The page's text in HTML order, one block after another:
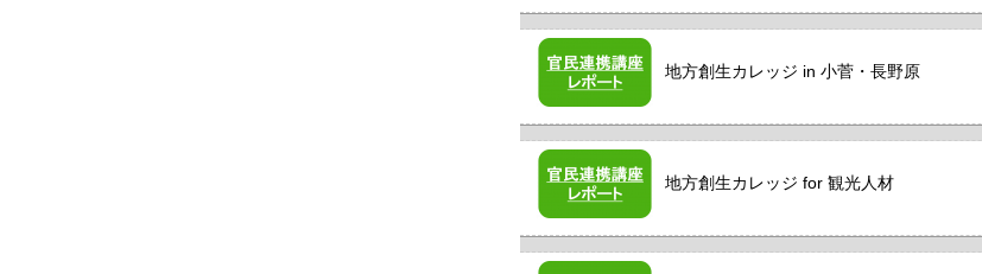
地方創生カレッジ in 小菅・長野原
地方創生カレッジ for 観光人材